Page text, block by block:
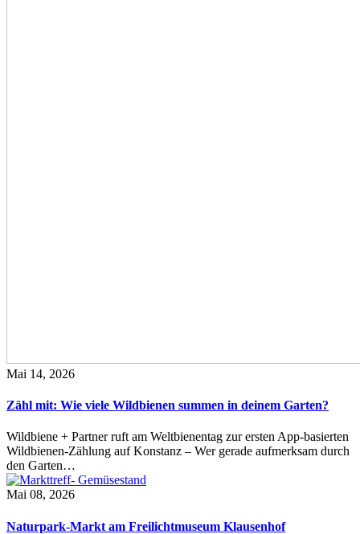
Mai 14, 2026
Zähl mit: Wie viele Wildbienen summen in deinem Garten?
Wildbiene + Partner ruft am Weltbienentag zur ersten App-basierten
Wildbienen-Zählung auf Konstanz – Wer gerade aufmerksam durch
den Garten…
Mai 08, 2026
Naturpark-Markt am Freilichtmuseum Klausenhof